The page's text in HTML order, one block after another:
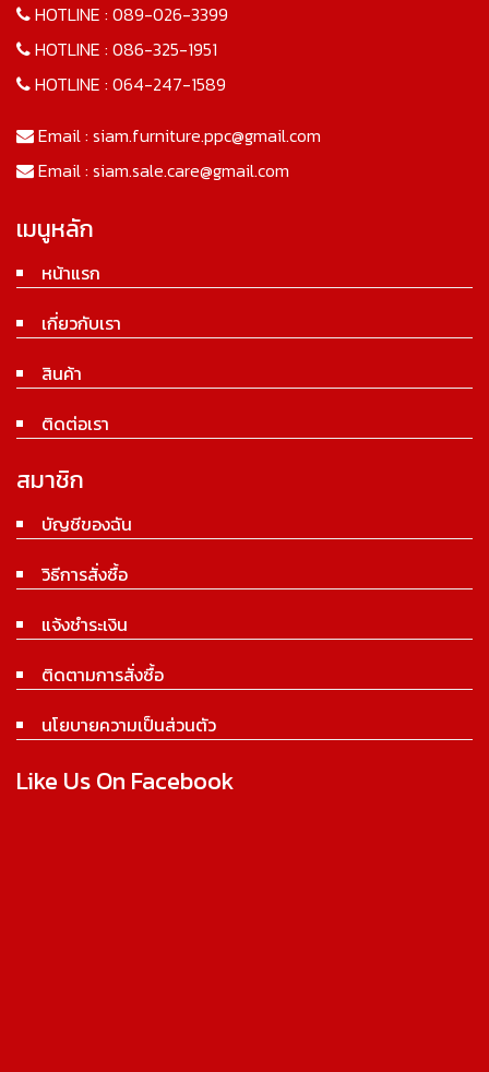
HOTLINE : 089-026-3399
HOTLINE : 086-325-1951
HOTLINE : 064-247-1589
Email : siam.furniture.ppc@gmail.com
Email : siam.sale.care@gmail.com
เมนูหลัก
หน้าแรก
เกี่ยวกับเรา
สินค้า
ติดต่อเรา
สมาชิก
บัญชีของฉัน
วิธีการสั่งซื้อ
แจ้งชำระเงิน
ติดตามการสั่งซื้อ
นโยบายความเป็นส่วนตัว
Like Us On Facebook